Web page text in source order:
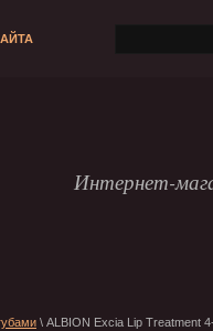
Интернет-
\ ALBION Excia Lip Treatment